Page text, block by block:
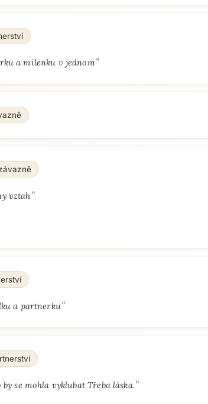
a milenku v jednom"
vztah"
a partnerku"
se mohla vyklubat Třeba láska."